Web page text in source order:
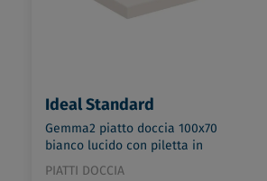
Ideal Standard
Gemma2 piatto doccia 100x70
bianco lucido con piletta in
ceramica codice prod: J526701
PIATTI DOCCIA